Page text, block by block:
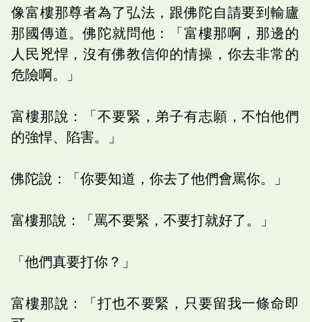
像富樓那尊者為了弘法，跟佛陀自請要到輸廬
那國傳道。佛陀就問他：「富樓那啊，那邊的
人民兇悍，沒有佛教信仰的情操，你去非常的
危險啊。」
富樓那說：「不要緊，弟子有志願，不怕他們
的強悍、陷害。」
佛陀說：「你要知道，你去了他們會罵你。」
富樓那說：「罵不要緊，不要打就好了。」
「他們真要打你？」
富樓那說：「打也不要緊，只要留我一條命即